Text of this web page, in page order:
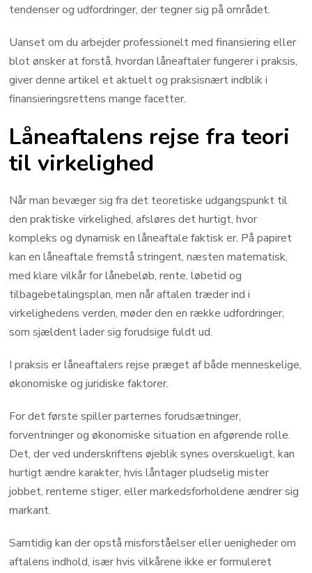
tendenser og udfordringer, der tegner sig på området.
Uanset om du arbejder professionelt med finansiering eller
blot ønsker at forstå, hvordan låneaftaler fungerer i praksis,
giver denne artikel et aktuelt og praksisnært indblik i
finansieringsrettens mange facetter.
Låneaftalens rejse fra teori
til virkelighed
Når man bevæger sig fra det teoretiske udgangspunkt til
den praktiske virkelighed, afsløres det hurtigt, hvor
kompleks og dynamisk en låneaftale faktisk er. På papiret
kan en låneaftale fremstå stringent, næsten matematisk,
med klare vilkår for lånebeløb, rente, løbetid og
tilbagebetalingsplan, men når aftalen træder ind i
virkelighedens verden, møder den en række udfordringer,
som sjældent lader sig forudsige fuldt ud.
I praksis er låneaftalers rejse præget af både menneskelige,
økonomiske og juridiske faktorer.
For det første spiller parternes forudsætninger,
forventninger og økonomiske situation en afgørende rolle.
Det, der ved underskriftens øjeblik synes overskueligt, kan
hurtigt ændre karakter, hvis låntager pludselig mister
jobbet, renterne stiger, eller markedsforholdene ændrer sig
markant.
Samtidig kan der opstå misforståelser eller uenigheder om
aftalens indhold, især hvis vilkårene ikke er formuleret